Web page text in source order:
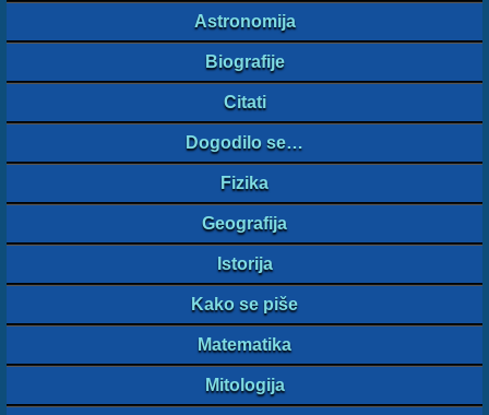
Astronomija
Biografije
Citati
Dogodilo se…
Fizika
Geografija
Istorija
Kako se piše
Matematika
Mitologija